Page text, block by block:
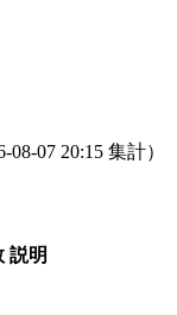
08-07 20:15 集計）
説明